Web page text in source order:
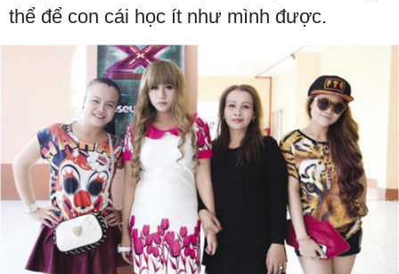
thể để con cái học ít như mình được.